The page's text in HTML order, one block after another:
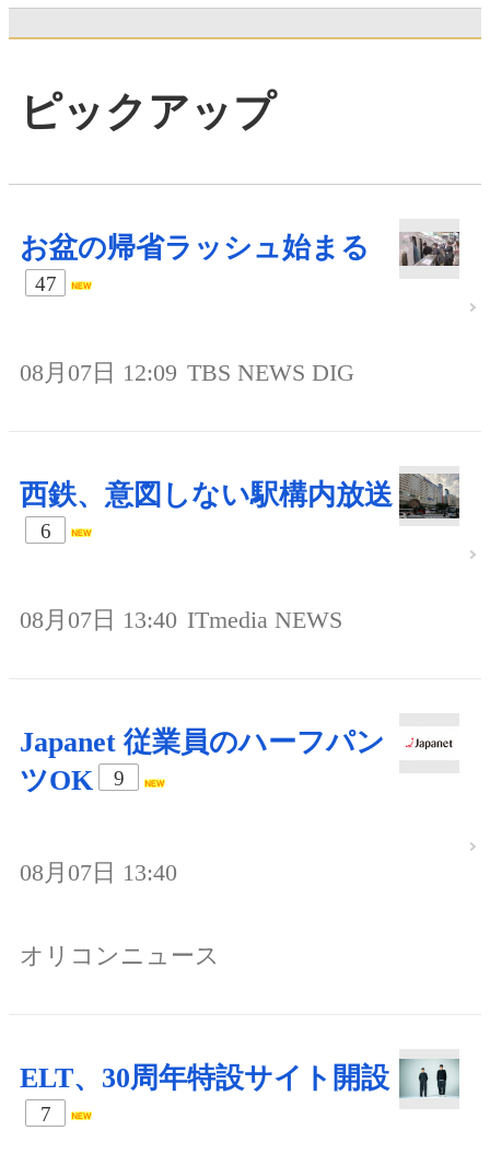
ピックアップ
お盆の帰省ラッシュ始まる
47
08月07日 12:09 TBS NEWS DIG
西鉄、意図しない駅構内放送
6
08月07日 13:40 ITmedia NEWS
Japanet 従業員のハーフパン
ツOK
9
08月07日 13:40
オリコンニュース
ELT、30周年特設サイト開設
7